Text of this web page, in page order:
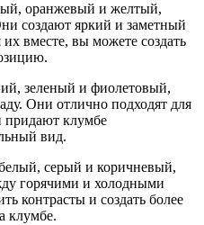
оранжевый и желтый,
создают яркий и заметный
вместе, вы можете создать
зеленый и фиолетовый,
Они отлично подходят для
придают клумбе
вид.
серый и коричневый,
горячими и холодными
контрасты и создать более
клумбе.